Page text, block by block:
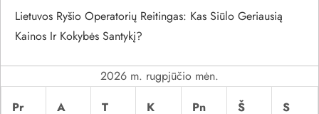
į
r
a
Lietuvos Ryšio Operatorių Reitingas: Kas Siūlo Geriausią
Kainos Ir Kokybės Santykį?
2026 m. rugpjūčio mėn.
Pr
A T K Pn Š S